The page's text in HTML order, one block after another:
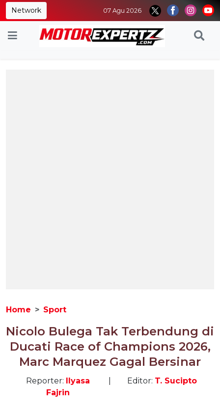
Network 07 Agu 2026
Home Sport
Nicolo Bulega Tak Terbendung di
Ducati Race of Champions 2026,
Marc Marquez Gagal Bersinar
Reporter: Ilyasa
Fajrin
Editor: T. Sucipto